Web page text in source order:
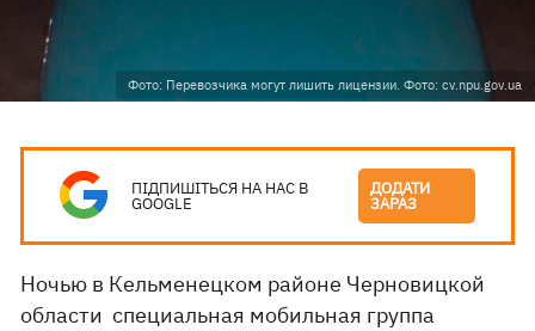
Фото: Перевозчика могут лишить лицензии. Фото: cv.npu.gov.ua
ПІДПИШІТЬСЯ НА НАС В
GOOGLE
ДОДАТИ
ЗАРАЗ
Ночью в Кельменецком районе Черновицкой
области специальная мобильная группа